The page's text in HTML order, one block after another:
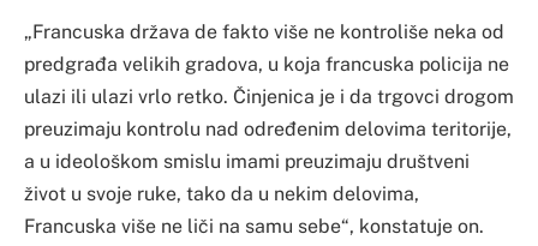
„Francuska država de fakto više ne kontroliše neka od
predgrađa velikih gradova, u koja francuska policija ne
ulazi ili ulazi vrlo retko. Činjenica je i da trgovci drogom
preuzimaju kontrolu nad određenim delovima teritorije,
a u ideološkom smislu imami preuzimaju društveni
život u svoje ruke, tako da u nekim delovima,
Francuska više ne liči na samu sebe“, konstatuje on.